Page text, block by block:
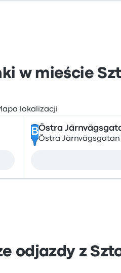
w mieście
BÖstra
Östra Järnvägsgatan
odjazdy z